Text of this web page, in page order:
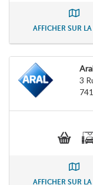
AFFICHER SUR
3
AFFICHER SUR